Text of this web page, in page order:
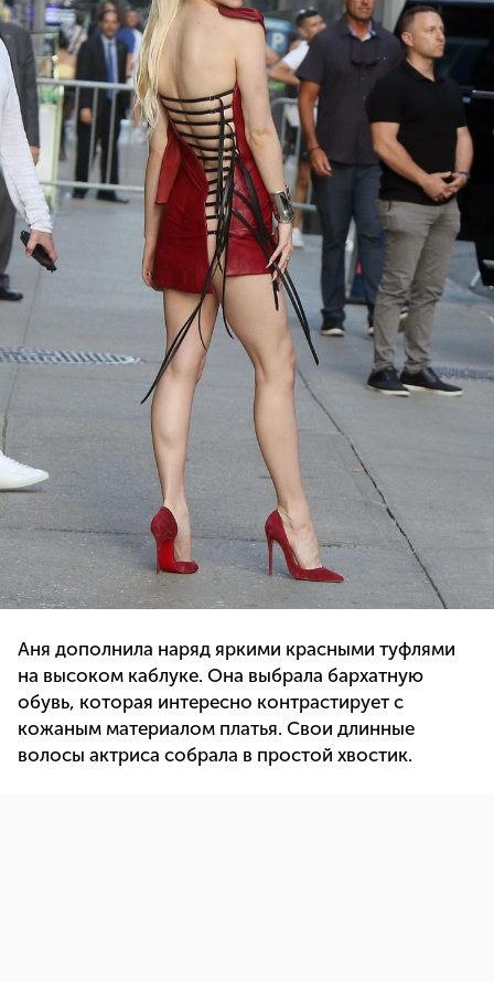
Аня дополнила наряд яркими красными туфлями
на высоком каблуке. Она выбрала бархатную
обувь, которая интересно контрастирует с
кожаным материалом платья. Свои длинные
волосы актриса собрала в простой хвостик.